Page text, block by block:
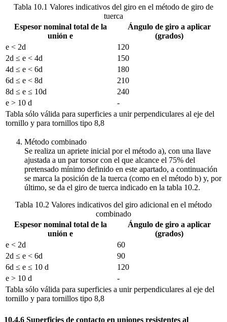
Tabla 10.1 Valores indicativos del giro en el método de giro de
tuerca
Espesor nominal total de la
unión e
Ángulo de giro a aplicar
(grados)
e < 2d
120
2d ≤ e < 4d
150
4d ≤ e < 6d
180
6d ≤ e < 8d
210
8d ≤ e ≤ 10d
240
e > 10 d
-
Tabla sólo válida para superficies a unir perpendiculares al eje del
tornillo y para tornillos tipo 8,8
Método combinado
Se realiza un apriete inicial por el método a), con una llave
ajustada a un par torsor con el que alcance el 75% del
pretensado mínimo definido en este apartado, a continuación
se marca la posición de la tuerca (como en el método b) y, por
último, se da el giro de tuerca indicado en la tabla 10.2.
Tabla 10.2 Valores indicativos del giro adicional en el método
combinado
Espesor nominal total de la
unión e
Ángulo de giro a aplicar
(grados)
e < 2d
60
2d ≤ e < 6d
90
6d ≤ e ≤ 10 d
120
e > 10 d
-
Tabla sólo válida para superficies a unir perpendiculares al eje del
tornillo y para tornillos tipo 8,8
10.4.6 Superficies de contacto en uniones resistentes al